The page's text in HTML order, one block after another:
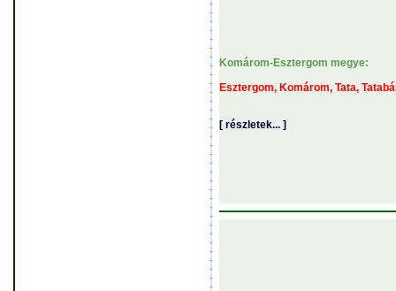
Komárom-Esztergom megye:
Esztergom, Komárom, Tata,
[ részletek... ]